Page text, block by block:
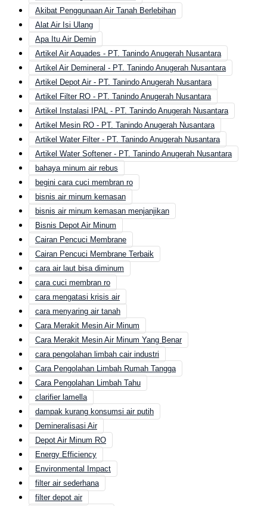
Akibat Penggunaan Air Tanah Berlebihan
Alat Air Isi Ulang
Apa Itu Air Demin
Artikel Air Aquades - PT. Tanindo Anugerah Nusantara
Artikel Air Demineral - PT. Tanindo Anugerah Nusantara
Artikel Depot Air - PT. Tanindo Anugerah Nusantara
Artikel Filter RO - PT. Tanindo Anugerah Nusantara
Artikel Instalasi IPAL - PT. Tanindo Anugerah Nusantara
Artikel Mesin RO - PT. Tanindo Anugerah Nusantara
Artikel Water Filter - PT. Tanindo Anugerah Nusantara
Artikel Water Softener - PT. Tanindo Anugerah Nusantara
bahaya minum air rebus
begini cara cuci membran ro
bisnis air minum kemasan
bisnis air minum kemasan menjanjikan
Bisnis Depot Air Minum
Cairan Pencuci Membrane
Cairan Pencuci Membrane Terbaik
cara air laut bisa diminum
cara cuci membran ro
cara mengatasi krisis air
cara menyaring air tanah
Cara Merakit Mesin Air Minum
Cara Merakit Mesin Air Minum Yang Benar
cara pengolahan limbah cair industri
Cara Pengolahan Limbah Rumah Tangga
Cara Pengolahan Limbah Tahu
clarifier lamella
dampak kurang konsumsi air putih
Demineralisasi Air
Depot Air Minum RO
Energy Efficiency
Environmental Impact
filter air sederhana
filter depot air